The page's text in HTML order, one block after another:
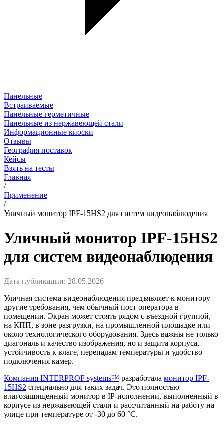
Панельные
Встраиваемые
Панельные герметичные
Панельные из нержавеющей стали
Информационные киоски
Отзывы
География поставок
Кейсы
Взять на тесты
Главная
/
Применение
/
Уличный монитор IPF-15HS2 для систем видеонаблюдения
Уличный монитор IPF-15HS2
для систем видеонаблюдения
Дата публикации: 28.05.2026
Уличная система видеонаблюдения предъявляет к монитору
другие требования, чем обычный пост оператора в
помещении. Экран может стоять рядом с въездной группой,
на КПП, в зоне разгрузки, на промышленной площадке или
около технологического оборудования. Здесь важны не только
диагональ и качество изображения, но и защита корпуса,
устойчивость к влаге, перепадам температуры и удобство
подключения камер.
Компания INTERPROF systems™ разработала монитор IPF-
15HS2 специально для таких задач. Это полностью
влагозащищенный монитор в IP-исполнении, выполненный в
корпусе из нержавеющей стали и рассчитанный на работу на
улице при температуре от -30 до 60 °C.